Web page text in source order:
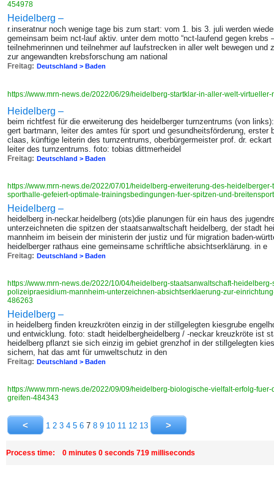
454978
Heidelberg –
r.inseratnur noch wenige tage bis zum start: vom 1. bis 3. juli werden
gemeinsam beim nct-lauf aktiv. unter dem motto “nct-laufend gegen krebs
teilnehmerinnen und teilnehmer auf laufstrecken in aller welt bewegen und
zur angewandten krebsforschung am national
Freitag: Deutschland > Baden
https://www.mrn-news.de/2022/06/29/heidelberg-startklar-in-aller-welt-
Heidelberg –
beim richtfest für die erweiterung des heidelberger turnzentrums (von
gert bartmann, leiter des amtes für sport und gesundheitsförderung, erster
claas, künftige leiterin des turnzentrums, oberbürgermeister prof. dr.
leiter des turnzentrums. foto: tobias dittmerheidel
Freitag: Deutschland > Baden
https://www.mrn-news.de/2022/07/01/heidelberg-erweiterung-des-
sporthalle-gefeiert-optimale-trainingsbedingungen-fuer-spitzen-und-
Heidelberg –
heidelberg in-neckar.heidelberg (ots)die planungen für ein haus des
unterzeichneten die spitzen der staatsanwaltschaft heidelberg, der stadt
mannheim im beisein der ministerin der justiz und für migration baden-
heidelberger rathaus eine gemeinsame schriftliche absichtserklärung. in e
Freitag: Deutschland > Baden
https://www.mrn-news.de/2022/10/04/heidelberg-staatsanwaltschaft-
polizeipraesidium-mannheim-unterzeichnen-absichtserklaerung-zur-
486263
Heidelberg –
in heidelberg finden kreuzkröten einzig in der stillgelegten kiesgrube
und entwicklung. foto: stadt heidelbergheidelberg / -neckar kreuzkröte ist
heidelberg pflanzt sie sich einzig im gebiet grenzhof in der stillgelegten
sichern, hat das amt für umweltschutz in den
Freitag: Deutschland > Baden
https://www.mrn-news.de/2022/09/09/heidelberg-biologische-vielfalt-erfolg-
greifen-484343
1 2 3 4 5 6 7 8 9 10 11 12 13
Process time: 0 minutes 0 seconds 719 milliseconds